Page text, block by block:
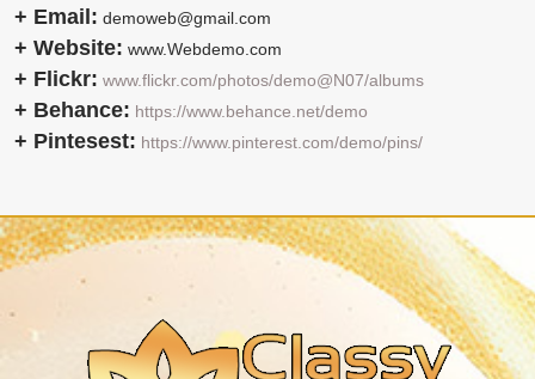
+ Email: demoweb@gmail.com
+ Website: www.Webdemo.com
+ Flickr: www.flickr.com/photos/demo@N07/albums
+ Behance: https://www.behance.net/demo
+ Pintesest: https://www.pinterest.com/demo/pins/